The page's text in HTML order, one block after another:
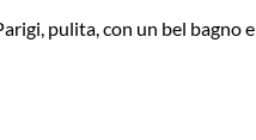
pulita, con un bel bagno e